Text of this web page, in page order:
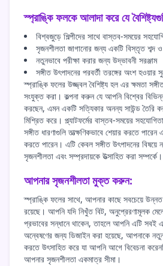
স্প্রাঙ্কি ফলকে আলাদা করে যে
বিশ্বজুড়ে শিল্পীদের সাথে বাস্তব-সময়ের
সৃজনশীলতা জাগানোর জন্য একটি বিস্তৃত শব্দ ও
নতুনভাবে পরীক্ষা করার জন্য উদ্ভাবনী সরঞ্জাম
সঙ্গীত উৎপাদনের পরবর্তী তরঙ্গের অংশ হওয়ার
স্প্রাঙ্কি ফলের উজ্জ্বল বৈশিষ্ট্য হল এর ক্ষমতা
সংযুক্ত করা। কল্পনা করুন যে আপনি বিশ্বের
করছেন, এমন একটি সত্যিকার অনন্য সাউন্ড তৈরি
মিশ্রিত করে। প্ল্যাটফর্মের বাস্তব-সময়ের
সঙ্গীত ধারণাগুলি তাত্ক্ষণিকভাবে শেয়ার করতে
করতে পারেন। এটি কেবল সঙ্গীত উৎপাদনের বিষয়ে
সৃজনশীলতা এবং সম্প্রদায়কে উত্সাহিত করা সম্পর্কে।
আপনার সৃজনশীলতা মুক্ত করুন:
স্প্রাঙ্কি ফলের সাথে, আপনার কাছে সবচেয়ে উন্নত
রয়েছে। আপনি যদি নিখুঁত বিট, অনুপ্রেরণামূলক
প্রভাবের সন্ধানে থাকেন, তাহলে আপনি এটি সবই
অন্বেষণের জন্য ডিজাইন করা হয়েছে, আপনাকে নতুন
করতে উৎসাহিত করে যা আপনি আগে বিবেচনা
আপনার সৃজনশীলতা একমাত্র সীমা।